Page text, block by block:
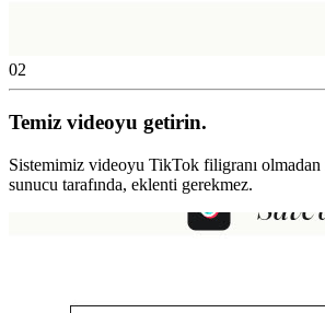
02
Temiz videoyu getirin.
Sistemimiz videoyu TikTok filigranı
sunucu tarafında, eklenti gerekmez.